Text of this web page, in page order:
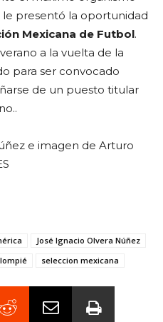
presentó la oportunidad
Mexicana de Futbol.
a la vuelta de la
para ser convocado
de un puesto titular
e imagen de Arturo
José Ignacio Olvera Núñez
seleccion mexicana